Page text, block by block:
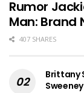
Rumor
Man: Brand
407 SHARES
Brittany